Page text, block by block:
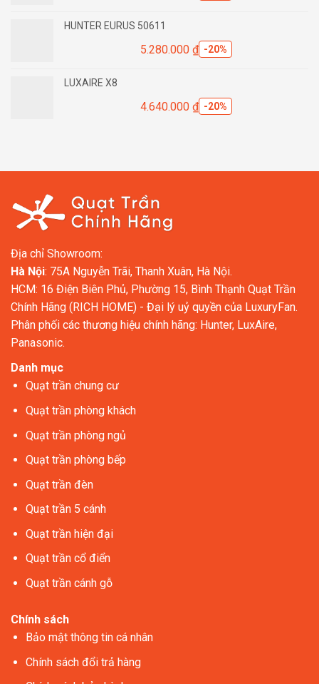
HUNTER EURUS 50611
5.280.000 ₫ -20%
LUXAIRE X8
4.640.000 ₫ -20%
Địa chỉ Showroom:
Hà Nội: 75A Nguyễn Trãi, Thanh Xuân, Hà Nội.
HCM: 16 Điện Biên Phủ, Phường 15, Bình Thạnh Quạt Trần
Chính Hãng (RICH HOME) - Đại lý uỷ quyền của LuxuryFan.
Phân phối các thương hiệu chính hãng: Hunter, LuxAire,
Panasonic.
Danh mục
Quạt trần chung cư
Quạt trần phòng khách
Quạt trần phòng ngủ
Quạt trần phòng bếp
Quạt trần đèn
Quạt trần 5 cánh
Quạt trần hiện đại
Quạt trần cổ điển
Quạt trần cánh gỗ
Chính sách
Bảo mật thông tin cá nhân
Chính sách đổi trả hàng